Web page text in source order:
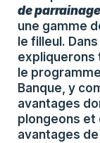
de
une gamme
le filleul.
expliquerons
le
Banque, y
avantages
plongeons et
avantages